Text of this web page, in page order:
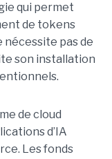
qui permet
de tokens
nécessite pas de
son installation
de cloud
d’IA
Les fonds